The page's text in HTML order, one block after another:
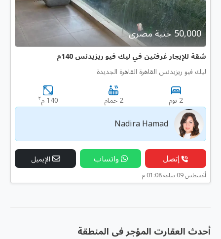
50,000 جنية مصرى
شقة للإيجار غرفتين في ليك فيو ريزيدنس 140م
ليك فيو ريزيدنس القاهرة القاهرة الجديدة
2 نوم 2 حمام 140 م ٢
Nadira Hamad
إتصل واتساب الإيميل
أغسطس 09 ساعه 01:08 م
أحدث العقارت المؤجر فى المنطقة